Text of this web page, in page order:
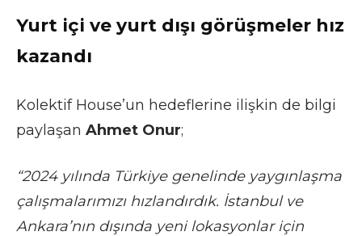
Yurt içi ve yurt dışı görüşmeler hız
kazandı
Kolektif House’un hedeflerine ilişkin de bilgi
paylaşan Ahmet Onur;
“2024 yılında Türkiye genelinde yaygınlaşma
çalışmalarımızı hızlandırdık. İstanbul ve
Ankara’nın dışında yeni lokasyonlar için